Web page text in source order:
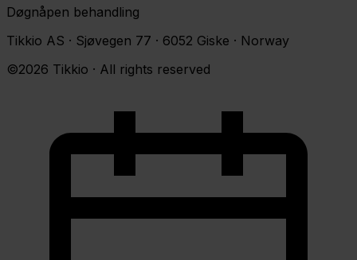
Døgnåpen behandling
Tikkio AS · Sjøvegen 77 · 6052 Giske · Norway
©2026 Tikkio · All rights reserved